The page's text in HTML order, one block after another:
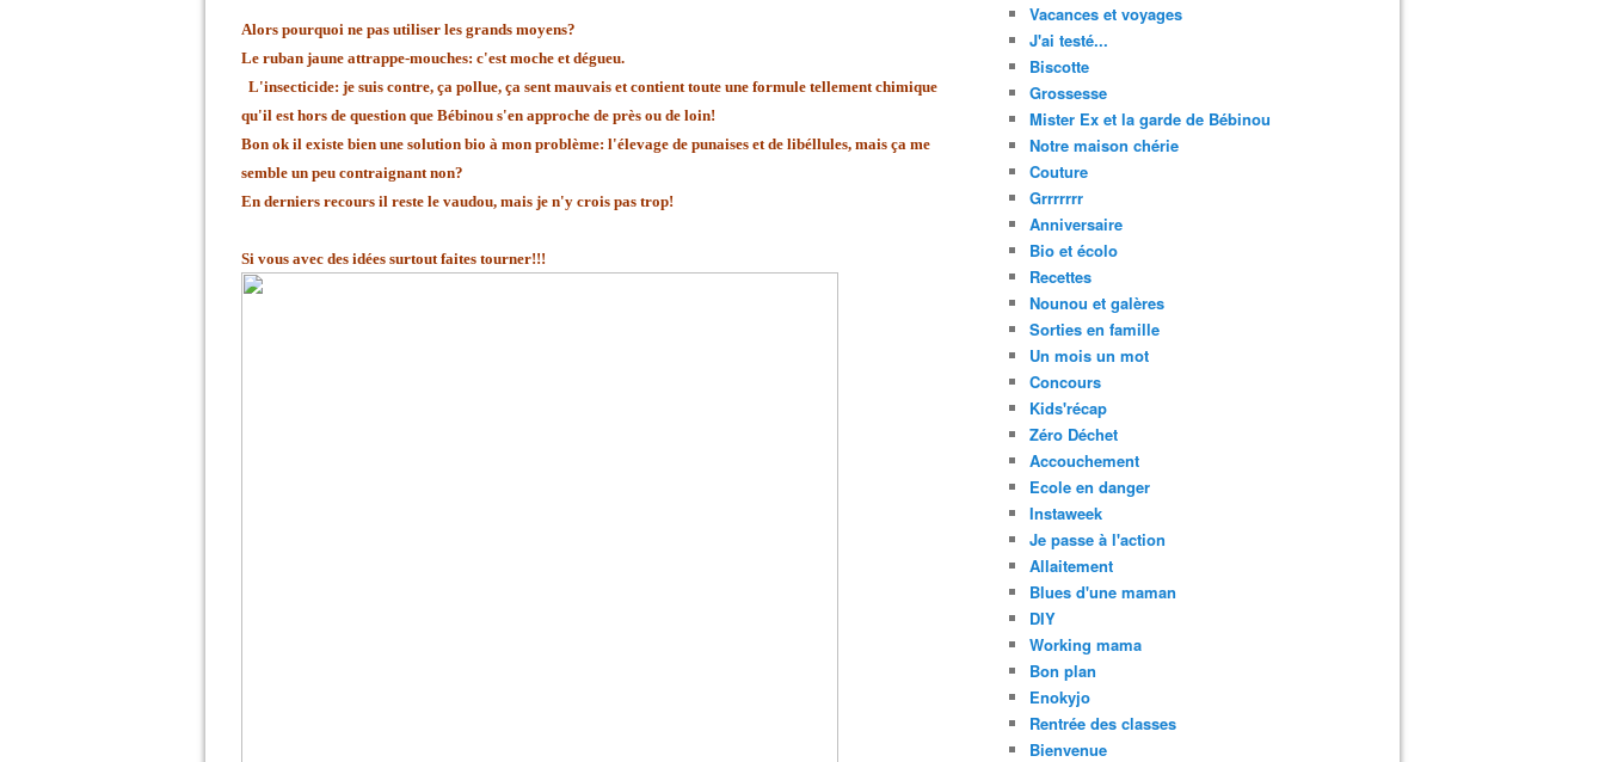
Alors pourquoi ne pas utiliser les grands moyens?
Le ruban jaune attrappe-mouches: c'est moche et dégueu.
L'insecticide: je suis contre, ça pollue, ça sent mauvais et contient toute une formule tellement chimique
qu'il est hors de question que Bébinou s'en approche de près ou de loin!
Bon ok il existe bien une solution bio à mon problème: l'élevage de punaises et de libéllules, mais ça me
semble un peu contraignant non?
En derniers recours il reste le vaudou, mais je n'y crois pas trop!
Si vous avec des idées surtout faites tourner!!!
Vacances et voyages
J'ai testé...
Biscotte
Grossesse
Mister Ex et la garde de Bébinou
Notre maison chérie
Couture
Grrrrrrr
Anniversaire
Bio et écolo
Recettes
Nounou et galères
Sorties en famille
Un mois un mot
Concours
Kids'récap
Zéro Déchet
Accouchement
Ecole en danger
Instaweek
Je passe à l'action
Allaitement
Blues d'une maman
DIY
Working mama
Bon plan
Enokyjo
Rentrée des classes
Bienvenue